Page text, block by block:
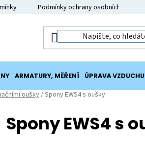
Podmínky ochrany osobních údajů
ARMATURY, MĚŘENÍ ÚPRAVA VZDUCHU
oušky/Spony EWS4 s oušky
Spony EWS4 s